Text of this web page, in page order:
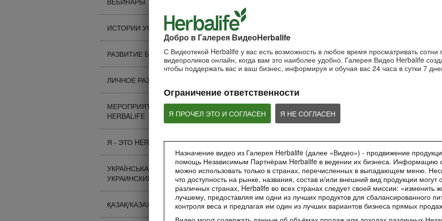
Добро в Галерея ВидеоHerbalife
С Видеотекой Herbalife у вас есть возможность в любое время просматривать сотни
видеороликов онлайн, когда вам это наиболее удобно. Галерея Видео Herbalife
чтобы поддержать вас и ваш бизнес, информируя и обучая вас 24 часа в сутки 7
Ограничение ответственности
Я ПРОЧЕЛ ЭТО И СОГЛАСЕН Я НЕ СОГЛАСЕН
Назначение видео из Галерея Herbalife (далее «Видео») - продвижение
помощь Независимым Партнёрам Herbalife в ведении их бизнеса. Информацию с
можно использовать только в странах, перечисленных в выпадающем меню.
что доступность на рынке, названия, состав и/или внешний вид продукции могут
различных странах, Herbalife во всех странах следует своей миссии: «изменить
лучшему, предоставляя им одни из лучших продуктов для сбалансированного
контроля веса и предлагая им один из лучших вариантов бизнеса прямых
ИСТОРИИ УСПЕХА
РАЗВИТИЕ БИЗНЕСА
ЛИЧНОЕ РАЗВИТИЕ
МЕРОПРИЯТИЯ
HERBALIFE
Я - ЭТО HERBALIFE
УКРАЇНСЬКА/
УКРАИНСКИЙ
ҚАЗАҚ/КАЗАХСКИЙ
Ночной крем Herbalife SKIN
1:56:59
Антивозрастная сыворотка
1:42:21
ВЕБИНАРЫ
1:48:24
Вебинар «Галерея
Красоты как бизнес-
инструмент»
Практическое применение
уникального проекта в работе
35:00
Обучающее приложение
HN GROW
Вы узнаете ВСЕ о новом
обучающем инструменте –
приложении HN GROW.
Вебинар «Digital-
инструменты»
Marketing в котором
ВСЕ о digital-